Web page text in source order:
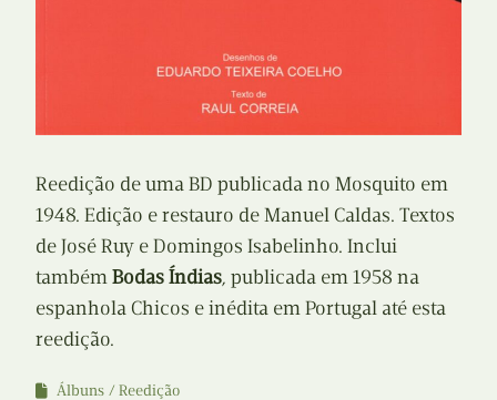
Reedição de uma BD publicada no Mosquito em
1948. Edição e restauro de Manuel Caldas. Textos
de José Ruy e Domingos Isabelinho. Inclui
tambémBodas Índias, publicada em 1958 na
espanhola Chicos e inédita em Portugal até esta
reedição.
Álbuns
Reedição